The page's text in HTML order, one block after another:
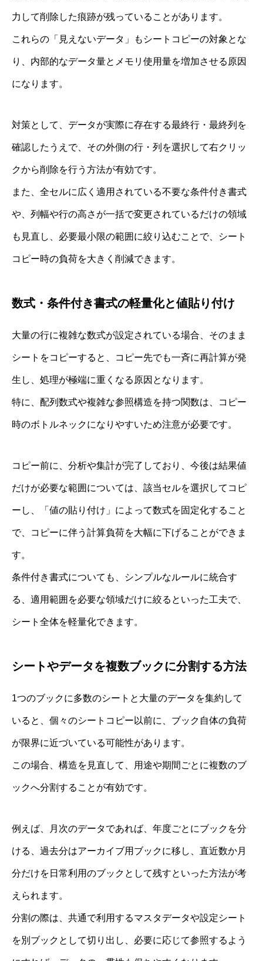
力して削除した痕跡が残っていることがあります。
これらの「見えないデータ」もシートコピーの対象とな
り、内部的なデータ量とメモリ使用量を増加させる原因
になります。
対策として、データが実際に存在する最終行・最終列を
確認したうえで、その外側の行・列を選択して右クリッ
クから削除を行う方法が有効です。
また、全セルに広く適用されている不要な条件付き書式
や、列幅や行の高さが一括で変更されているだけの領域
も見直し、必要最小限の範囲に絞り込むことで、シート
コピー時の負荷を大きく削減できます。
数式・条件付き書式の軽量化と値貼り付け
大量の行に複雑な数式が設定されている場合、そのまま
シートをコピーすると、コピー先でも一斉に再計算が発
生し、処理が極端に重くなる原因となります。
特に、配列数式や複雑な参照構造を持つ関数は、コピー
時のボトルネックになりやすいため注意が必要です。
コピー前に、分析や集計が完了しており、今後は結果値
だけが必要な範囲については、該当セルを選択してコピ
ーし、「値の貼り付け」によって数式を固定化すること
で、コピーに伴う計算負荷を大幅に下げることができま
す。
条件付き書式についても、シンプルなルールに統合す
る、適用範囲を必要な領域だけに絞るといった工夫で、
シート全体を軽量化できます。
シートやデータを複数ブックに分割する方法
1つのブックに多数のシートと大量のデータを集約して
いると、個々のシートコピー以前に、ブック自体の負荷
が限界に近づいている可能性があります。
この場合、構造を見直して、用途や期間ごとに複数のブ
ックへ分割することが有効です。
例えば、月次のデータであれば、年度ごとにブックを分
ける、過去分はアーカイブ用ブックに移し、直近数か月
分だけを日常利用のブックとして残すといった方法が考
えられます。
分割の際は、共通で利用するマスタデータや設定シート
を別ブックとして切り出し、必要に応じて参照するよう